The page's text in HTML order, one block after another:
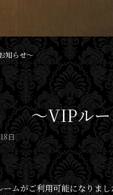
知らせ〜
〜VIPル
日
ムがご利用可能になりまし